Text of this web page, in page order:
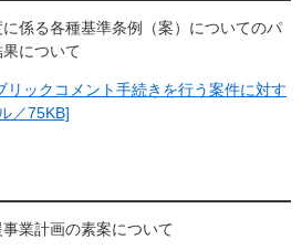
係る各種基準条例（案）についてのパ
について
ックコメント手続きを行う案件に対す
／75KB]
業計画の素案について